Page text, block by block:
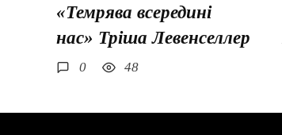
«Темрява всередині
нас» Тріша Левенселлер
0 48